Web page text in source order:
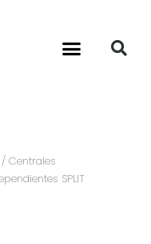
/ Centrales
SPLIT